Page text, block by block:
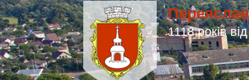
Переяслав
1118 років